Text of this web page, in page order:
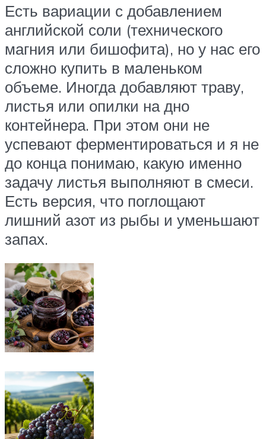
Есть вариации с добавлением
английской соли (технического
магния или бишофита), но у нас его
сложно купить в маленьком
объеме. Иногда добавляют траву,
листья или опилки на дно
контейнера. При этом они не
успевают ферментироваться и я не
до конца понимаю, какую именно
задачу листья выполняют в смеси.
Есть версия, что поглощают
лишний азот из рыбы и уменьшают
запах.